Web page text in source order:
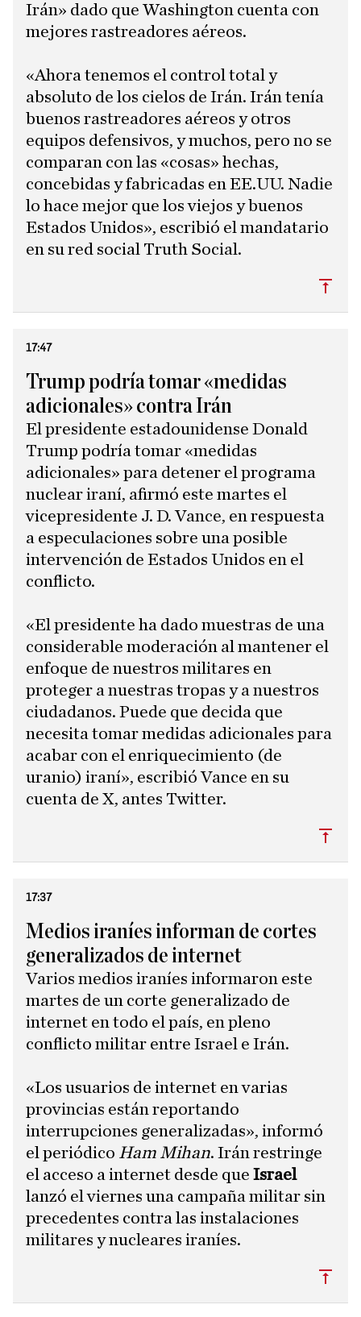
Irán» dado que Washington cuenta con
mejores rastreadores aéreos.
​«Ahora tenemos el control total y
absoluto de los cielos de Irán. Irán tenía
buenos rastreadores aéreos y otros
equipos defensivos, y muchos, pero no se
comparan con las «cosas» hechas,
concebidas y fabricadas en EE.UU. Nadie
lo hace mejor que los viejos y buenos
Estados Unidos», escribió el mandatario
en su red social Truth Social.
17:47
Trump podría tomar «medidas
adicionales» contra Irán
El presidente estadounidense Donald
Trump podría tomar «medidas
adicionales» para detener el programa
nuclear iraní, afirmó este martes el
vicepresidente J. D. Vance, en respuesta
a especulaciones sobre una posible
intervención de Estados Unidos en el
conflicto.
«El presidente ha dado muestras de una
considerable moderación al mantener el
enfoque de nuestros militares en
proteger a nuestras tropas y a nuestros
ciudadanos. Puede que decida que
necesita tomar medidas adicionales para
acabar con el enriquecimiento (de
uranio) iraní», escribió Vance en su
cuenta de X, antes Twitter.
17:37
Medios iraníes informan de cortes
generalizados de internet
Varios medios iraníes informaron este
martes de un corte generalizado de
internet en todo el país, en pleno
conflicto militar entre Israel e Irán.
«Los usuarios de internet en varias
provincias están reportando
interrupciones generalizadas», informó
el periódico Ham Mihan. Irán restringe
el acceso a internet desde que Israel
lanzó el viernes una campaña militar sin
precedentes contra las instalaciones
militares y nucleares iraníes.